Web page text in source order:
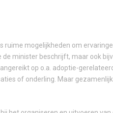
ruime mogelijkheden om
minister beschrijft, maar ook
op o.a. adoptie-
of onderling. Maar